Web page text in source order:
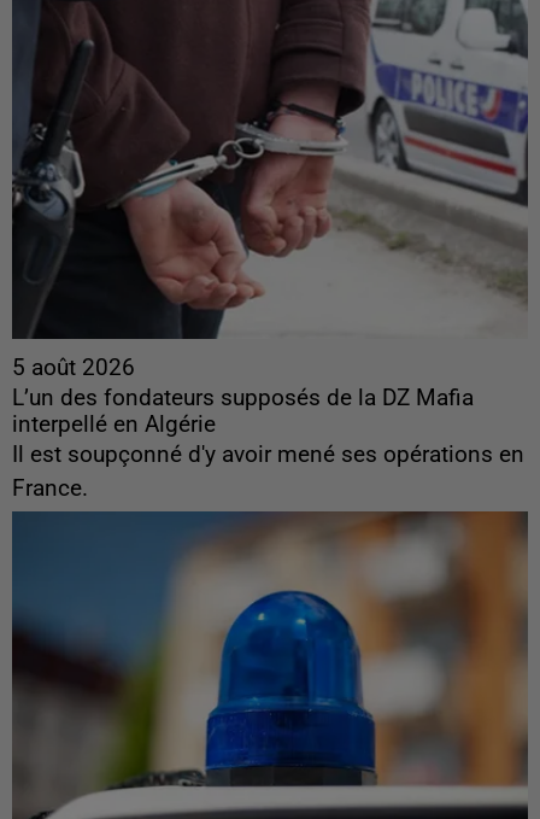
5 août 2026
L’un des fondateurs supposés de la DZ Mafia
interpellé en Algérie
Il est soupçonné d'y avoir mené ses opérations en
France.